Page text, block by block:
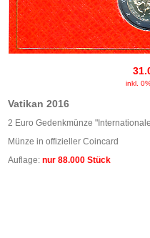
inkl.
Vatikan 2016
2 Euro Gedenkmünze
Münze in offizieller Coincard
Auflage: nur 88.000 Stück